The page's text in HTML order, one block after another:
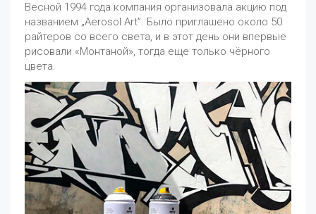
Весной 1994 года компания организовала акцию под
названием „Aerosol Art”. Было приглашено около 50
райтеров со всего света, и в этот день они впервые
рисовали «Монтаной», тогда еще только чёрного
цвета.